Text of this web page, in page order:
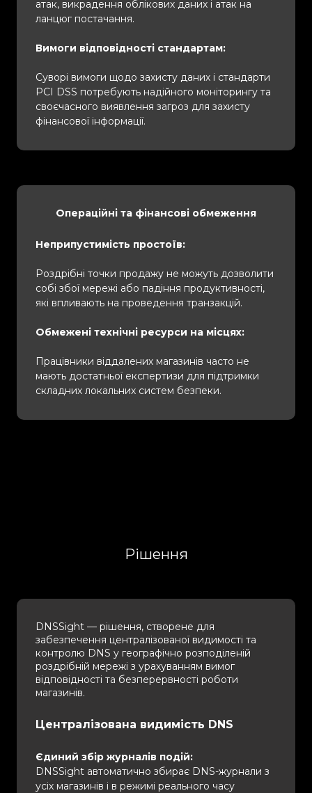
атак, викрадення облікових даних і атак на
ланцюг постачання.
Вимоги відповідності стандартам:
Суворі вимоги щодо захисту даних і стандарти
PCI DSS потребують надійного моніторингу та
своєчасного виявлення загроз для захисту
фінансової інформації.
Операційні та фінансові обмеження
Неприпустимість простоїв:
Роздрібні точки продажу не можуть дозволити
собі збої мережі або падіння продуктивності,
які впливають на проведення транзакцій.
Обмежені технічні ресурси на місцях:
Працівники віддалених магазинів часто не
мають достатньої експертизи для підтримки
складних локальних систем безпеки.
Рішення
DNSSight — рішення, створене для
забезпечення централізованої видимості та
контролю DNS у географічно розподіленій
роздрібній мережі з урахуванням вимог
відповідності та безперервності роботи
магазинів.
Централізована видимість DNS
Єдиний збір журналів подій:
DNSSight автоматично збирає DNS-журнали з
усіх магазинів і в режимі реального часу